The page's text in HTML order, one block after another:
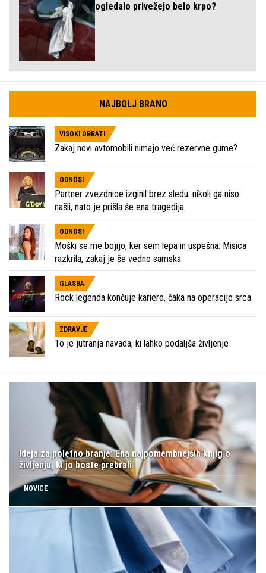
ogledalo privežejo belo krpo?
NAJBOLJ BRANO
VISOKI OBRATI
Zakaj novi avtomobili nimajo več rezervne gume?
ODNOSI
Partner zvezdnice izginil brez sledu: nikoli ga niso
našli, nato je prišla še ena tragedija
ODNOSI
Moški se me bojijo, ker sem lepa in uspešna: Misica
razkrila, zakaj je še vedno samska
GLASBA
Rock legenda končuje kariero, čaka na operacijo srca
ZDRAVJE
To je jutranja navada, ki lahko podaljša življenje
Ideja za poletno branje: Ena najpomembnejših knjig o
življenju, ki jo boste prebrali
NOVICE